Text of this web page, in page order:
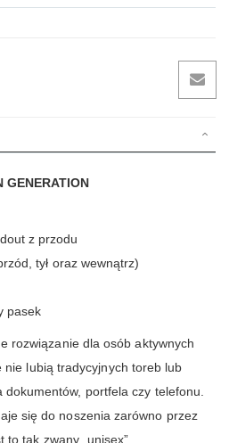
z przodu
tył oraz wewnątrz)
pasek
rozwiązanie dla osób aktywnych
lubią tradycyjnych toreb lub
portfela czy telefonu.
się do noszenia zarówno przez
tak zwany „unisex”.